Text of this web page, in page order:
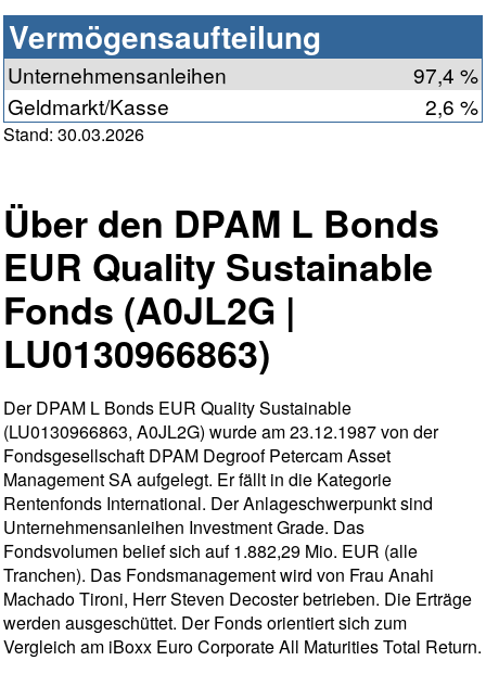
Vermögensaufteilung
Unternehmensanleihen
97,4 %
Geldmarkt/Kasse
2,6 %
Stand: 30.03.2026
Über den DPAM L Bonds
EUR Quality Sustainable
Fonds (A0JL2G |
LU0130966863)
Der DPAM L Bonds EUR Quality Sustainable
(LU0130966863, A0JL2G) wurde am 23.12.1987 von der
Fondsgesellschaft DPAM Degroof Petercam Asset
Management SA aufgelegt. Er fällt in die Kategorie
Rentenfonds International. Der Anlageschwerpunkt sind
Unternehmensanleihen Investment Grade. Das
Fondsvolumen belief sich auf 1.882,29 Mio. EUR (alle
Tranchen). Das Fondsmanagement wird von Frau Anahi
Machado Tironi, Herr Steven Decoster betrieben. Die Erträge
werden ausgeschüttet. Der Fonds orientiert sich zum
Vergleich am iBoxx Euro Corporate All Maturities Total Return.